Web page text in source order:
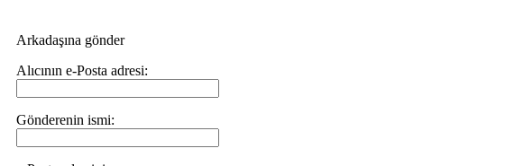
Arkadaşına gönder
Alıcının e-Posta adresi:
Gönderenin ismi: